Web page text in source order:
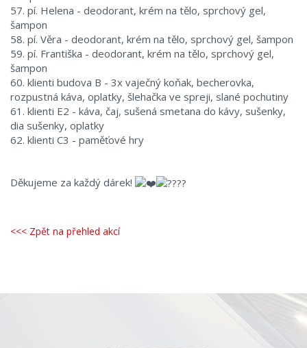
57. pí. Helena - deodorant, krém na tělo, sprchový gel,
šampon
58. pí. Věra - deodorant, krém na tělo, sprchový gel, šampon
59. pí. Františka - deodorant, krém na tělo, sprchový gel,
šampon
60. klienti budova B - 3x vaječný koňak, becherovka,
rozpustná káva, oplatky, šlehačka ve spreji, slané pochutiny
61. klienti E2 - káva, čaj, sušená smetana do kávy, sušenky,
dia sušenky, oplatky
62. klienti C3 - paměťové hry
Děkujeme za každý dárek!
<<< Zpět na přehled akcí